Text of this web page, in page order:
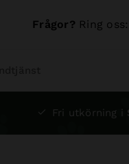
Frågor? Ring
Fri utkörning i